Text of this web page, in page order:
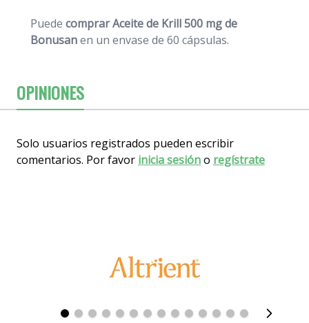
Puede comprar Aceite de Krill 500 mg de
Bonusanen un envase de 60 cápsulas.
OPINIONES
Solo usuarios registrados pueden escribir
comentarios. Por favor inicia sesióno regístrate